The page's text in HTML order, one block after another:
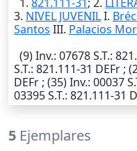
1. 821.111-31; 2.
3. NIVEL JUVENILI.
Santos III. Palacios
(9)Inv.: 07678S.T.:
S.T.: 821.111-31 DEFr ;
DEFr ; (35)Inv.: 00037
03395S.T.: 821.111-31
5 Ejemplares